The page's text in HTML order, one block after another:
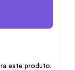
este produto.